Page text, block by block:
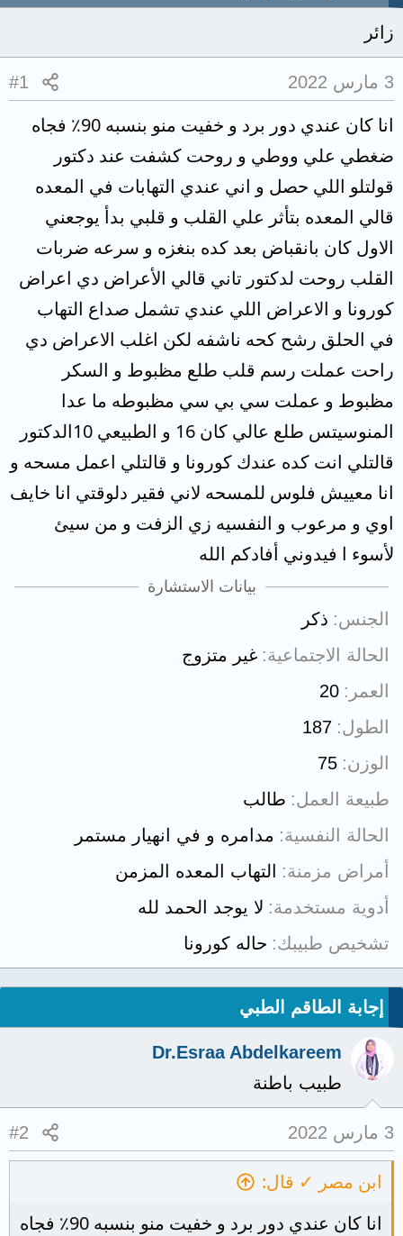
زائر
3 مارس 2022 #1
انا كان عندي دور برد و خفيت منو بنسبه 90٪ فجاه
ضغطي علي ووطي و روحت كشفت عند دكتور
قولتلو اللي حصل و اني عندي التهابات في المعده
قالي المعده بتأثر علي القلب و قلبي بدأ يوجعني
الاول كان بانقباض بعد كده بنغزه و سرعه ضربات
القلب روحت لدكتور تاني قالي الأعراض دي اعراض
كورونا و الاعراض اللي عندي تشمل صداع التهاب
في الحلق رشح كحه ناشفه لكن اغلب الاعراض دي
راحت عملت رسم قلب طلع مظبوط و السكر
مظبوط و عملت سي بي سي مظبوطه ما عدا
المنوسيتس طلع عالي كان 16 و الطبيعي 10الدكتور
قالتلي انت كده عندك كورونا و قالتلي اعمل مسحه و
انا معييش فلوس للمسحه لاني فقير دلوقتي انا خايف
اوي و مرعوب و النفسيه زي الزفت و من سيئ
لأسوء ا فيدوني أفادكم الله
بيانات الاستشارة
الجنس ذكر
الحالة الاجتماعية غير متزوج
العمر
20
الطول 187
الوزن 75
طبيعة العمل طالب
الحالة النفسية
مدامره و في انهيار مستمر
أمراض مزمنة
التهاب المعده المزمن
أدوية مستخدمة لا يوجد الحمد لله
تشخيص طبيبك حاله كورونا
إجابة الطاقم الطبي
Dr.Esraa Abdelkareem
طبيب باطنة
3 مارس 2022 #2
ابن مصر ✓ قال:
انا كان عندي دور برد و خفيت منو بنسبه 90٪ فجاه